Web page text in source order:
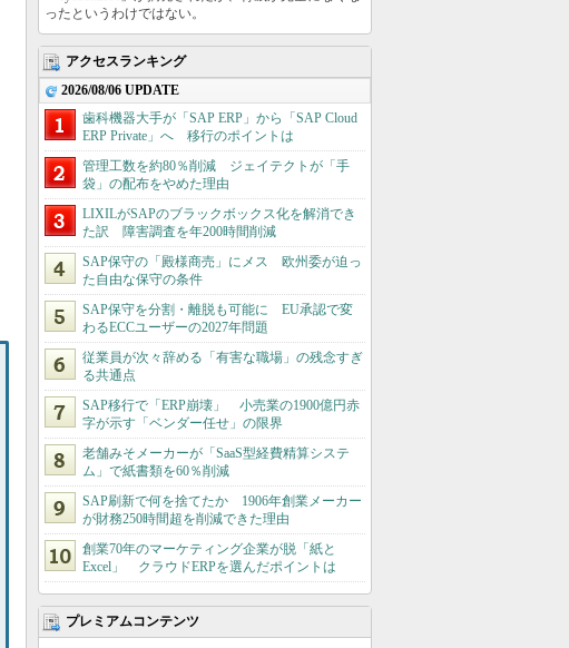
ったというわけではない。
アクセスランキング
2026/08/06 UPDATE
歯科機器大手が「SAP ERP」から「SAP Cloud
ERP Private」へ 移行のポイントは
管理工数を約80％削減 ジェイテクトが「手
袋」の配布をやめた理由
LIXILがSAPのブラックボックス化を解消でき
た訳 障害調査を年200時間削減
SAP保守の「殿様商売」にメス 欧州委が迫っ
た自由な保守の条件
SAP保守を分割・離脱も可能に EU承認で変
わるECCユーザーの2027年問題
従業員が次々辞める「有害な職場」の残念すぎ
る共通点
SAP移行で「ERP崩壊」 小売業の1900億円赤
字が示す「ベンダー任せ」の限界
老舗みそメーカーが「SaaS型経費精算システ
ム」で紙書類を60％削減
SAP刷新で何を捨てたか 1906年創業メーカー
が財務250時間超を削減できた理由
創業70年のマーケティング企業が脱「紙と
Excel」 クラウドERPを選んだポイントは
プレミアムコンテンツ